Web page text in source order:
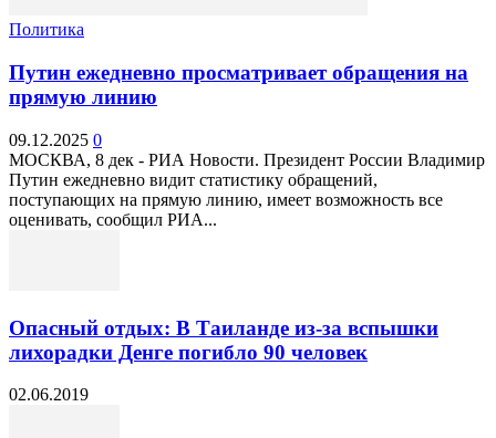
Политика
Путин ежедневно просматривает обращения на
прямую линию
09.12.2025 0
МОСКВА, 8 дек - РИА Новости. Президент России Владимир
Путин ежедневно видит статистику обращений,
поступающих на прямую линию, имеет возможность все
оценивать, сообщил РИА...
Опасный отдых: В Таиланде из-за вспышки
лихорадки Денге погибло 90 человек
02.06.2019